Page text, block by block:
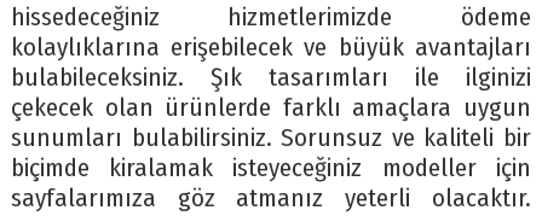
hissedeceğiniz hizmetlerimizde ödeme
kolaylıklarına erişebilecek ve büyük avantajları
bulabileceksiniz. Şık tasarımları ile ilginizi
çekecek olan ürünlerde farklı amaçlara uygun
sunumları bulabilirsiniz. Sorunsuz ve kaliteli bir
biçimde kiralamak isteyeceğiniz modeller için
sayfalarımıza göz atmanız yeterli olacaktır.